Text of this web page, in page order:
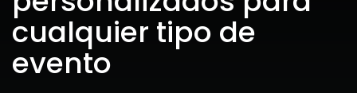
cualquier tipo de
evento